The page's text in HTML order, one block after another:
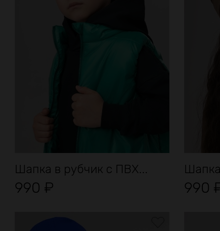
Шапка в рубчик с ПВХ...
990 ₽ 990